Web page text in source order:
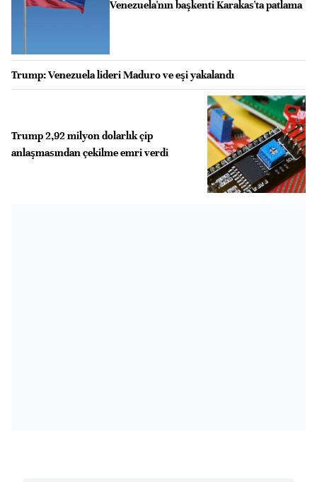
Venezuela'nın başkenti Karakas'ta patlama
Trump: Venezuela lideri Maduro ve eşi yakalandı
Trump 2,92 milyon dolarlık çip
anlaşmasından çekilme emri verdi